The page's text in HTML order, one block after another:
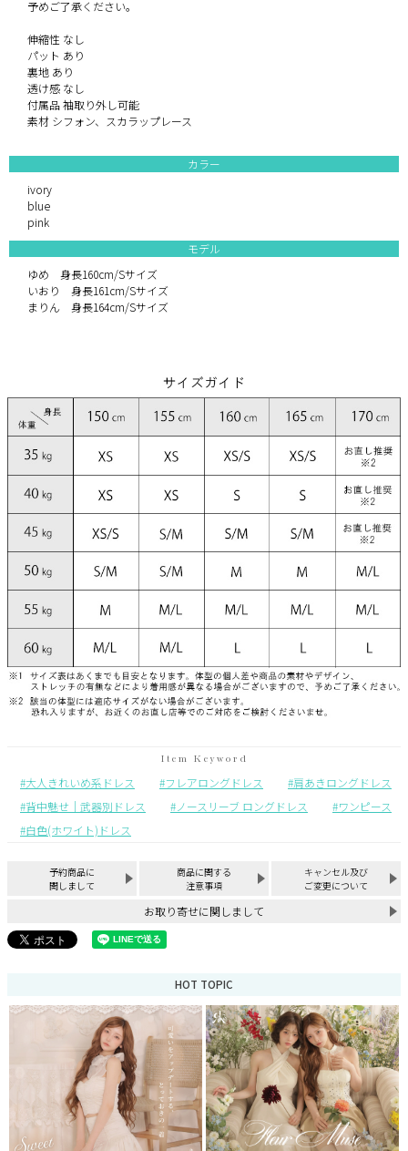
予めご了承ください。
伸縮性 なし
パット あり
裏地 あり
透け感 なし
付属品 袖取り外し可能
素材 シフォン、スカラップレース
カラー
ivory
blue
pink
モデル
ゆめ 身長160cm/Sサイズ
いおり 身長161cm/Sサイズ
まりん 身長164cm/Sサイズ
大人きれいめ系ドレス フレアロングドレス
肩あきロングドレス
背中魅せ｜武器別ドレス
ノースリーブ ロングドレス
ワンピース
白色(ホワイト)ドレス
予約商品に
関しまして
商品に関する
注意事項
キャンセル及び
ご変更について
お取り寄せに関しまして
HOT TOPIC